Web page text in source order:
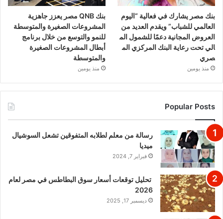
بنك مصر يشارك في فعالية “اليوم
العالمي للشباب” ويقدم العديد من
العروض المجانية دعمًا للشمول الم
الي تحت رعاية البنك المركزي الم
صري
منذ يومين
بنك QNB مصر يعزز جاهزية
المشروعات الصغيرة والمتوسطة
للنمو والتوسع من خلال برنامج
أبطال المشروعات الصغيرة
والمتوسطة
منذ يومين
Popular Posts
رسالة من معلم لطلابه المتفوقين تشعل السوشيال
ميديا
فبراير 7, 2024
تحليل توقعات أسعار سوق البطاطس في مصر لعام
2026
ديسمبر 17, 2025